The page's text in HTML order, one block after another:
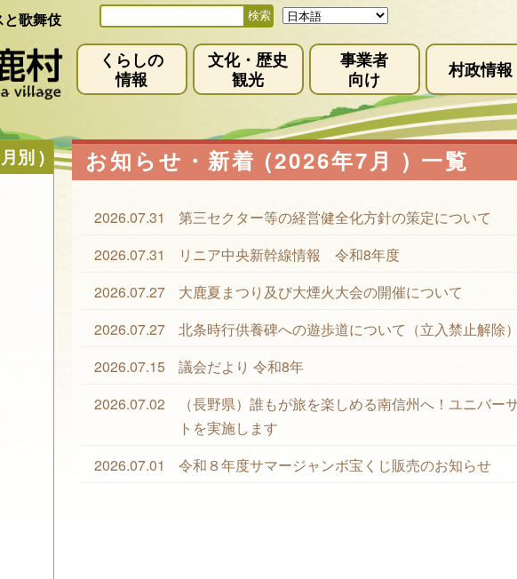
と歌舞伎
くらしの
情報
文化・歴史
観光
事業者
向け
村政情報
お知らせ・新着 (2026年7月 ) 一覧
2026.07.31
第三セクター等の経営健全化方針の策定について
2026.07.31
リニア中央新幹線情報 令和8年度
2026.07.27
大鹿夏まつり及び大煙火大会の開催について
2026.07.27
北条時行供養碑への遊歩道について（立入禁止解除）
2026.07.15
議会だより 令和8年
2026.07.02
（長野県）誰もが旅を楽しめる南信州へ！ユニバ
トを実施します
2026.07.01
令和８年度サマージャンボ宝くじ販売のお知らせ
別 )